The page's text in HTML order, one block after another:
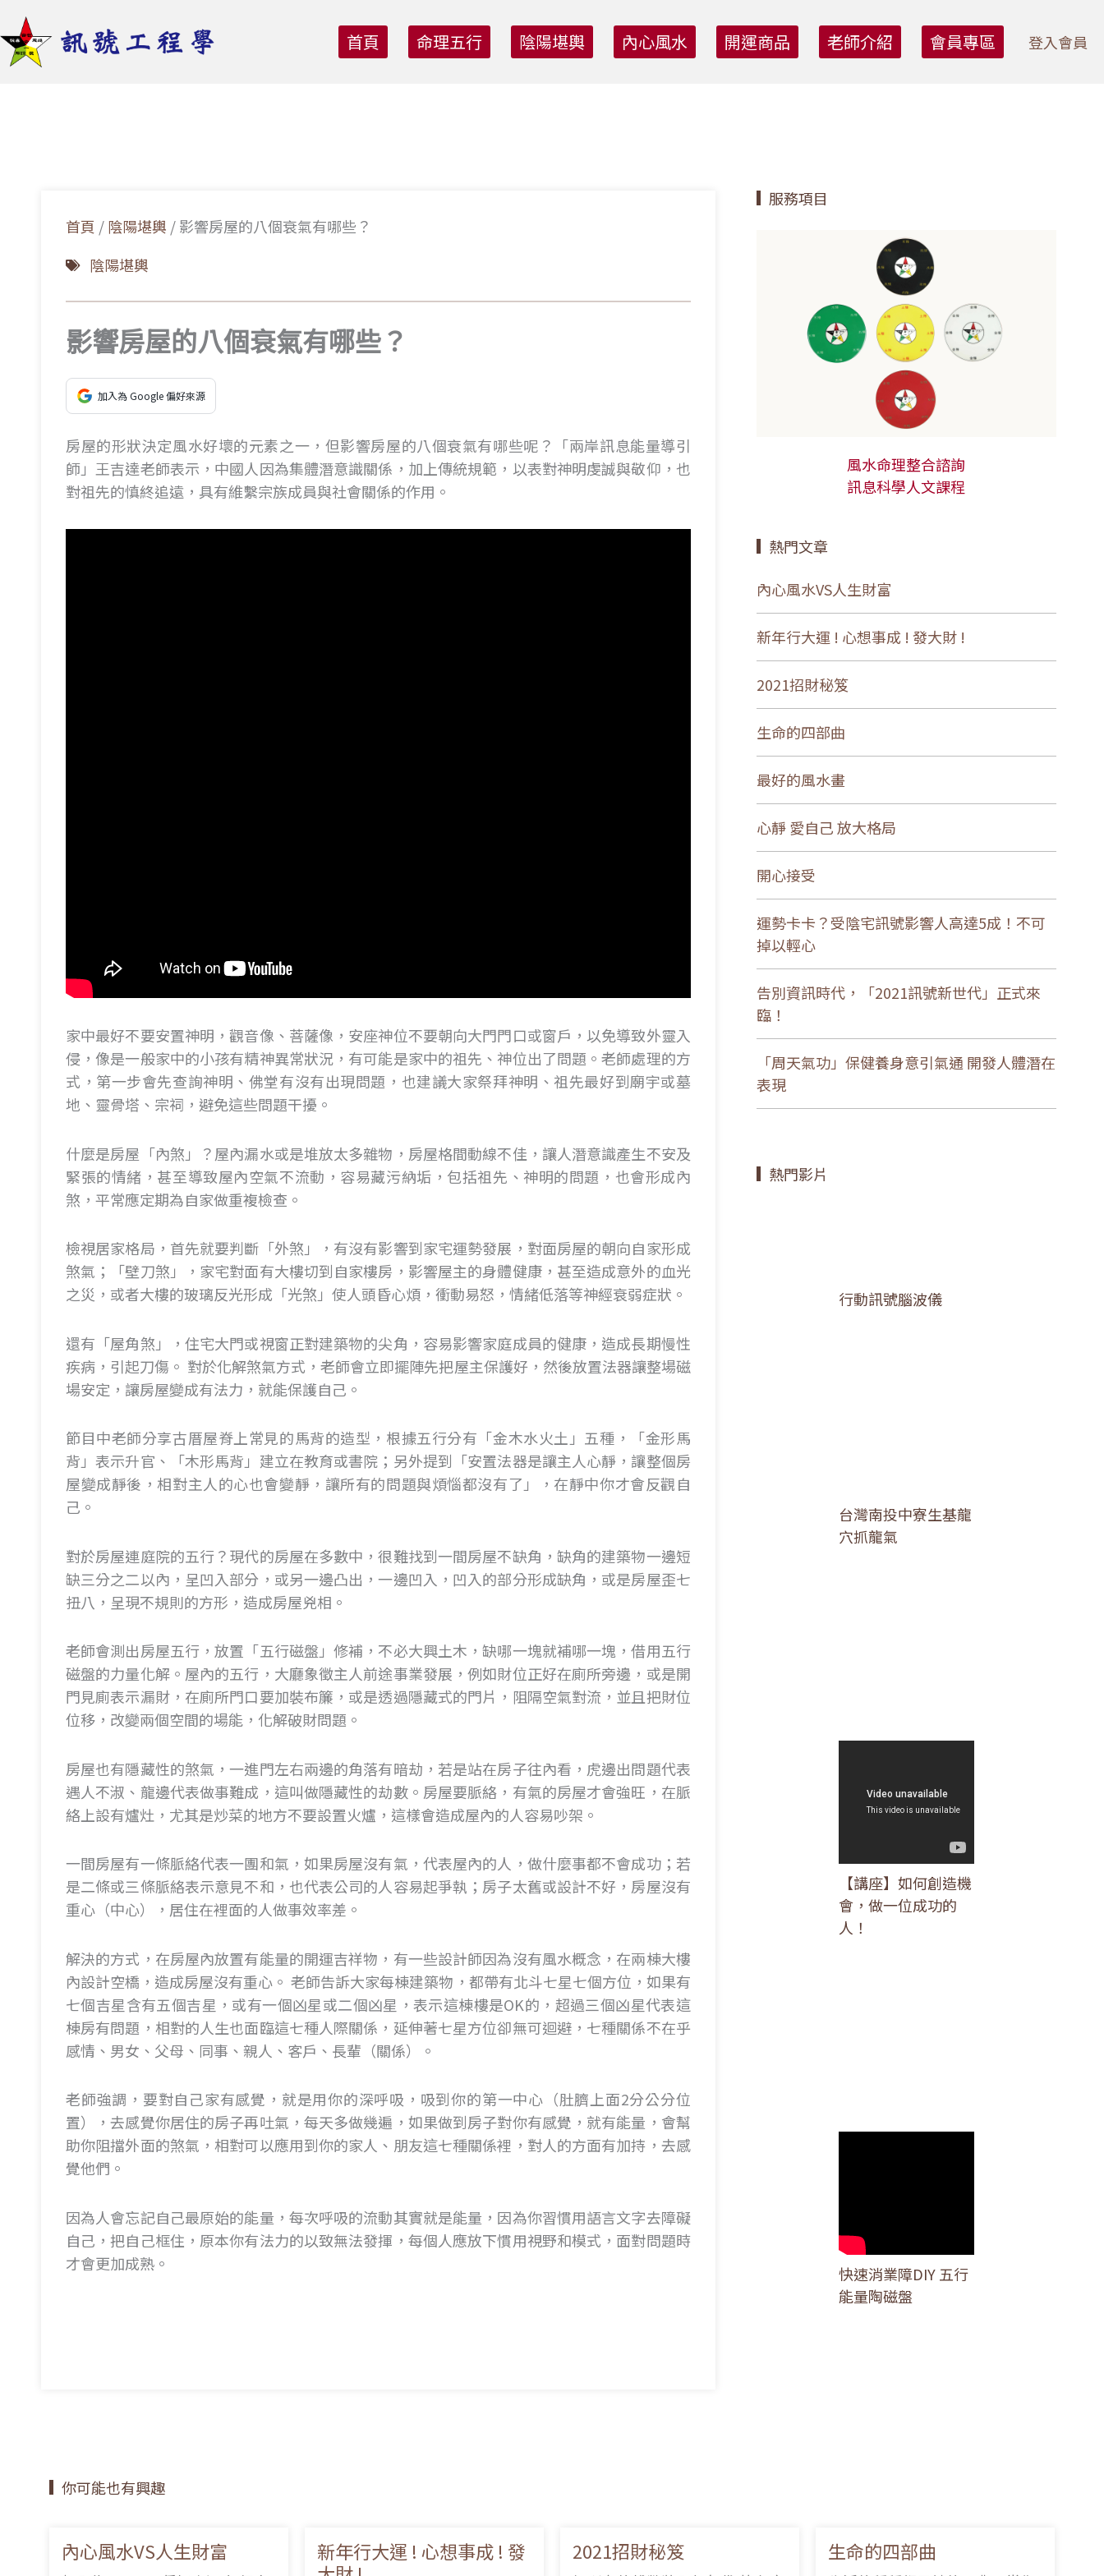
至
主
首頁 命理五行 陰陽堪輿 內心風水 開運商品 老師介紹 會員專區 登入會員
首頁 /陰陽堪輿 /影響房屋的八個衰氣有哪些？
陰陽堪輿
影響房屋的八個衰氣有哪些？
加入為 Google 偏好來源
房屋的形狀決定風水好壞的元素之一，但影響房屋的八個衰氣有哪些呢？「兩岸訊息能量導引
師」王吉達老師表示，中國人因為集體潛意識關係，加上傳統規範，以表對神明虔誠與敬仰，也
對祖先的慎終追遠，具有維繫宗族成員與社會關係的作用。
家中最好不要安置神明，觀音像、菩薩像，安座神位不要朝向大門門口或窗戶，以免導致外靈入
侵，像是一般家中的小孩有精神異常狀況，有可能是家中的祖先、神位出了問題。老師處理的方
式，第一步會先查詢神明、佛堂有沒有出現問題，也建議大家祭拜神明、祖先最好到廟宇或墓
地、靈骨塔、宗祠，避免這些問題干擾。
什麼是房屋「內煞」？屋內漏水或是堆放太多雜物，房屋格間動線不佳，讓人潛意識產生不安及
緊張的情緒，甚至導致屋內空氣不流動，容易藏污納垢，包括祖先、神明的問題，也會形成內
煞，平常應定期為自家做重複檢查。
檢視居家格局，首先就要判斷「外煞」，有沒有影響到家宅運勢發展，對面房屋的朝向自家形成
煞氣；「壁刀煞」，家宅對面有大樓切到自家樓房，影響屋主的身體健康，甚至造成意外的血光
之災，或者大樓的玻璃反光形成「光煞」使人頭昏心煩，衝動易怒，情緒低落等神經衰弱症狀。
還有「屋角煞」，住宅大門或視窗正對建築物的尖角，容易影響家庭成員的健康，造成長期慢性
疾病，引起刀傷。 對於化解煞氣方式，老師會立即擺陣先把屋主保護好，然後放置法器讓整場磁
場安定，讓房屋變成有法力，就能保護自己。
節目中老師分享古厝屋脊上常見的馬背的造型，根據五行分有「金木水火土」五種，「金形馬
背」表示升官、「木形馬背」建立在教育或書院；另外提到「安置法器是讓主人心靜，讓整個房
屋變成靜後，相對主人的心也會變靜，讓所有的問題與煩惱都沒有了」，在靜中你才會反觀自
己。
對於房屋連庭院的五行？現代的房屋在多數中，很難找到一間房屋不缺角，缺角的建築物一邊短
缺三分之二以內，呈凹入部分，或另一邊凸出，一邊凹入，凹入的部分形成缺角，或是房屋歪七
扭八，呈現不規則的方形，造成房屋兇相。
老師會測出房屋五行，放置「五行磁盤」修補，不必大興土木，缺哪一塊就補哪一塊，借用五行
磁盤的力量化解。屋內的五行，大廳象徵主人前途事業發展，例如財位正好在廁所旁邊，或是開
門見廁表示漏財，在廁所門口要加裝布簾，或是透過隱藏式的門片，阻隔空氣對流，並且把財位
位移，改變兩個空間的場能，化解破財問題。
房屋也有隱藏性的煞氣，一進門左右兩邊的角落有暗劫，若是站在房子往內看，虎邊出問題代表
遇人不淑、龍邊代表做事難成，這叫做隱藏性的劫數。房屋要脈絡，有氣的房屋才會強旺，在脈
絡上設有爐灶，尤其是炒菜的地方不要設置火爐，這樣會造成屋內的人容易吵架。
一間房屋有一條脈絡代表一團和氣，如果房屋沒有氣，代表屋內的人，做什麼事都不會成功；若
是二條或三條脈絡表示意見不和，也代表公司的人容易起爭執；房子太舊或設計不好，房屋沒有
重心（中心），居住在裡面的人做事效率差。
解決的方式，在房屋內放置有能量的開運吉祥物，有一些設計師因為沒有風水概念，在兩棟大樓
內設計空橋，造成房屋沒有重心。 老師告訴大家每棟建築物，都帶有北斗七星七個方位，如果有
七個吉星含有五個吉星，或有一個凶星或二個凶星，表示這棟樓是OK的，超過三個凶星代表這
棟房有問題，相對的人生也面臨這七種人際關係，延伸著七星方位卻無可迴避，七種關係不在乎
感情、男女、父母、同事、親人、客戶、長輩（關係）。
老師強調，要對自己家有感覺，就是用你的深呼吸，吸到你的第一中心（肚臍上面2分公分位
置），去感覺你居住的房子再吐氣，每天多做幾遍，如果做到房子對你有感覺，就有能量，會幫
助你阻擋外面的煞氣，相對可以應用到你的家人、朋友這七種關係裡，對人的方面有加持，去感
覺他們。
因為人會忘記自己最原始的能量，每次呼吸的流動其實就是能量，因為你習慣用語言文字去障礙
自己，把自己框住，原本你有法力的以致無法發揮，每個人應放下慣用視野和模式，面對問題時
才會更加成熟。
服務項目
風水命理整合諮詢
訊息科學人文課程
熱門文章
內心風水VS人生財富
新年行大運 ! 心想事成 ! 發大財 !
2021招財秘笈
生命的四部曲
最好的風水畫
心靜 愛自己 放大格局
開心接受
運勢卡卡？受陰宅訊號影響人高達5成！不可
掉以輕心
告別資訊時代，「2021訊號新世代」正式來
臨！
「周天氣功」保健養身意引氣通 開發人體潛在
表現
熱門影片
行動訊號腦波儀
台灣南投中寮生基龍
穴抓龍氣
【講座】如何創造機
會，做一位成功的
人！
快速消業障DIY 五行
能量陶磁盤
你可能也有興趣
內心風水VS人生財富
新年行大運 ! 心想事成 ! 發
2021招財秘笈 生命的四部曲